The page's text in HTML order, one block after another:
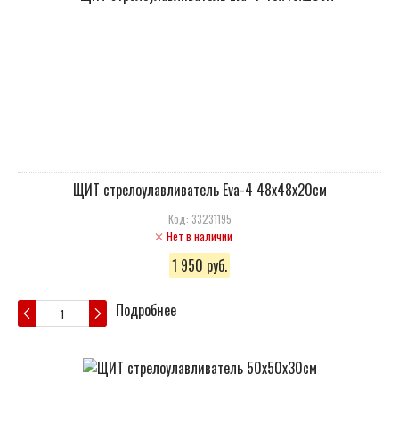
ЩИТ стрелоулавливатель Eva-4 48х48х20см
Код: 33231195
Нет в наличии
1 950 руб.
Подробнее